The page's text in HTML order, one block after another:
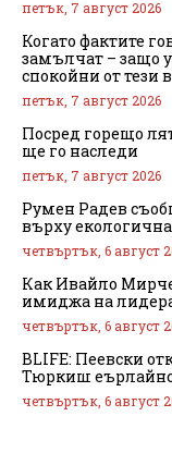
петък, 7 август 2026
Когато фактите
замълчат – защо
спокойни от тези
петък, 7 август 2026
Посред горещо
ще го наследи
петък, 7 август 2026
Румен Радев
върху
четвъртък, 6 август
Как Ивайло
имиджа на
четвъртък, 6 август
BLIFE: Пеевски
Тюркиш еърлайнс
четвъртък, 6 август